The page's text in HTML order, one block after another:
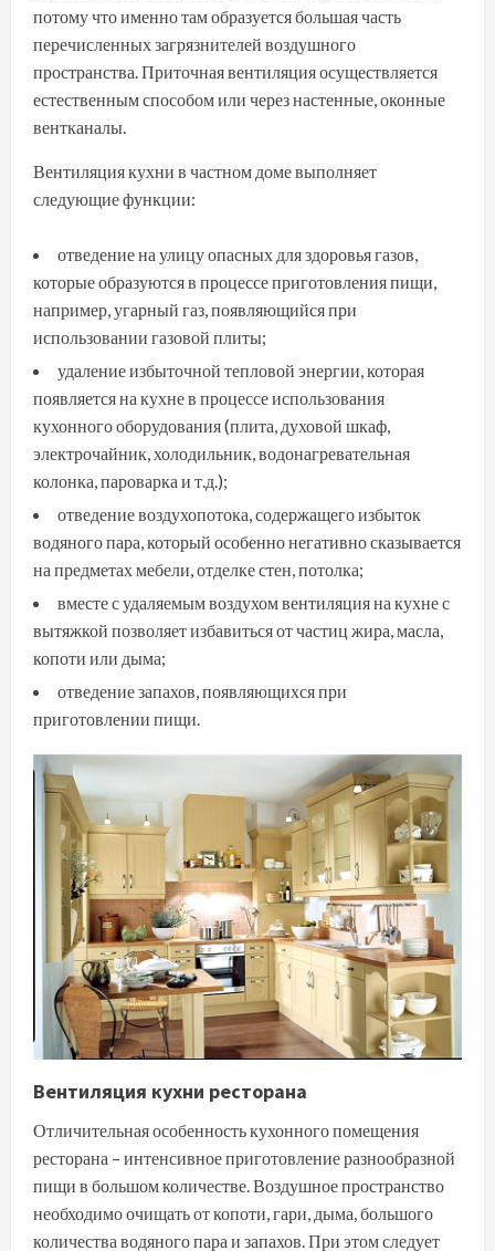
потому что именно там образуется большая часть
перечисленных загрязнителей воздушного
пространства. Приточная вентиляция осуществляется
естественным способом или через настенные, оконные
вентканалы.
Вентиляция кухни в частном доме выполняет
следующие функции:
отведение на улицу опасных для здоровья газов,
которые образуются в процессе приготовления пищи,
например, угарный газ, появляющийся при
использовании газовой плиты;
удаление избыточной тепловой энергии, которая
появляется на кухне в процессе использования
кухонного оборудования (плита, духовой шкаф,
электрочайник, холодильник, водонагревательная
колонка, пароварка и т.д.);
отведение воздухопотока, содержащего избыток
водяного пара, который особенно негативно сказывается
на предметах мебели, отделке стен, потолка;
вместе с удаляемым воздухом вентиляция на кухне с
вытяжкой позволяет избавиться от частиц жира, масла,
копоти или дыма;
отведение запахов, появляющихся при
приготовлении пищи.
Вентиляция кухни ресторана
Отличительная особенность кухонного помещения
ресторана – интенсивное приготовление разнообразной
пищи в большом количестве. Воздушное пространство
необходимо очищать от копоти, гари, дыма, большого
количества водяного пара и запахов. При этом следует